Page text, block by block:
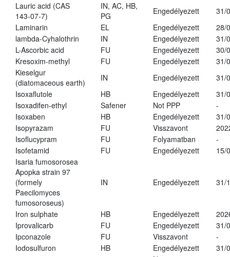
Lauric acid (CAS
143-07-7)
IN, AC, HB,
PG
Engedélyezett
31/
Laminarin
EL Engedélyezett
28/
lambda-Cyhalothrin
IN Engedélyezett
31/
L-Ascorbic acid
FU Engedélyezett
30/
Kresoxim-methyl
FU Engedélyezett
31/
Kieselgur
(diatomaceous earth)
IN Engedélyezett
31/
Isoxaflutole
HB Engedélyezett
31/
Isoxadifen-ethyl
Safener Not PPP
-
Isoxaben
HB Engedélyezett
31/
Isopyrazam
FU Visszavont
Isoflucypram
FU Folyamatban
-
Isofetamid
FU Engedélyezett
15/
Isaria fumosorosea
Apopka strain 97
(formely
Paecilomyces
fumosoroseus)
IN Engedélyezett 31/
Iron sulphate HB Engedélyezett
Iprovalicarb
FU Engedélyezett
31/
Ipconazole
FU Visszavont
-
Iodosulfuron
HB Engedélyezett
31/